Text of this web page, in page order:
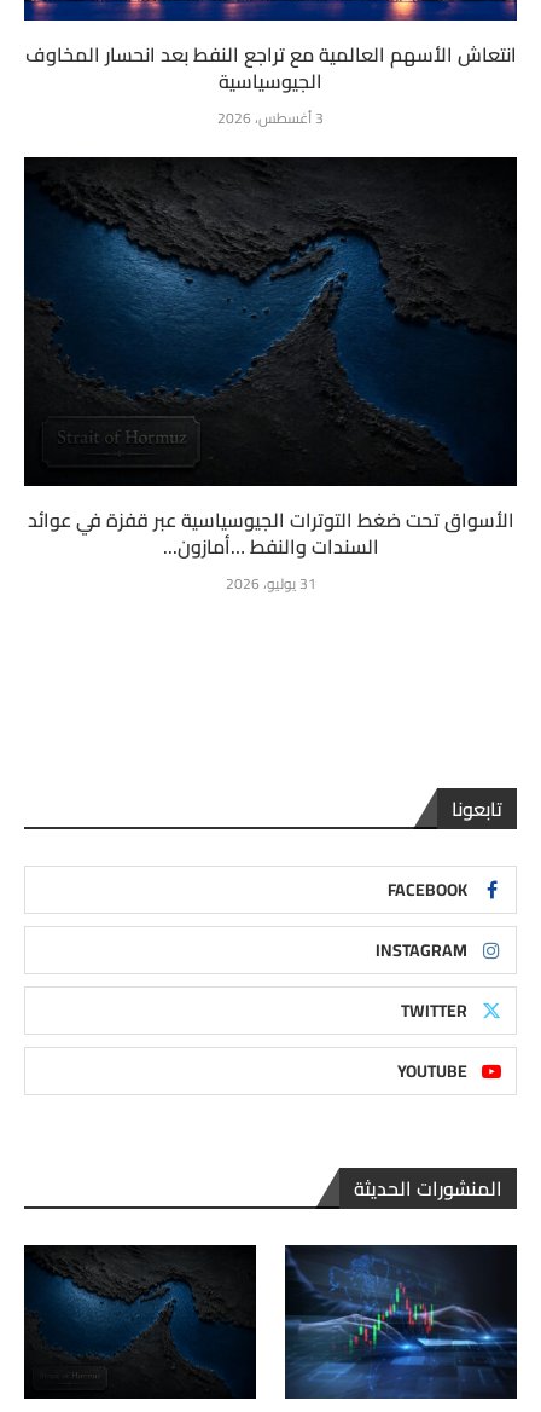
انتعاش الأسهم العالمية مع تراجع النفط بعد انحسار المخاوف
الجيوسياسية
3 أغسطس، 2026
الأسواق تحت ضغط التوترات الجيوسياسية عبر قفزة في عوائد
السندات والنفط …أمازون...
31 يوليو، 2026
تابعونا
FACEBOOK
INSTAGRAM
TWITTER
YOUTUBE
المنشورات الحديثة